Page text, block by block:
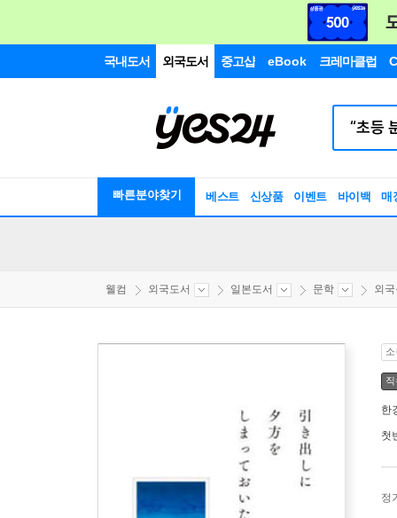
국내도서 외국도서 중고샵 eBook 크레마클럽
빠른분야찾기 베스트 신상품 이벤트 바이백 매
웰컴 외국도서 일본도서 문학 외
한
첫
정